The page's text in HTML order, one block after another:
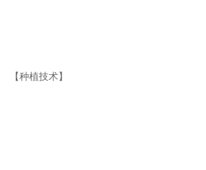
【种植技术】